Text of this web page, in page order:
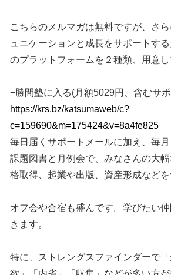
こちらのメルマガは無料ですが、さ
ュニケーションと成長をサポートす
のプラットフォームを２種類、用意し
−勝間塾に入る(月額5029円、含むサ
https://krs.bz/katsumaweb/c?
c=159690&m=175424&v=8a4fe825
毎日届くサポートメールに加え、毎
課題図書と月例会で、みなさんの大
格取得、起業や出版、資産形成などを
オフ会や合宿も盛んです。学びたい
きます。
特に、ストレングスファインダーで